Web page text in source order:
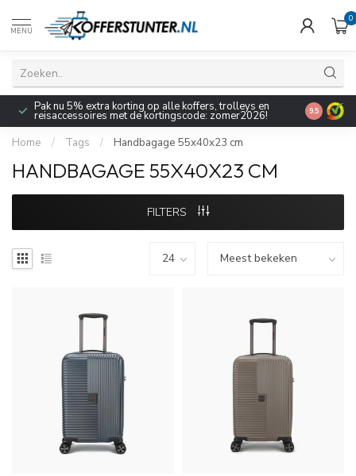
MENU
0
Pak nu 5% extra korting op alle koffers, trolleys en
reisaccessoires met de kortingscode: zomer2026! 9.5
Home / Tags / Handbagage 55x40x23 cm
HANDBAGAGE 55X40X23 CM
FILTERS